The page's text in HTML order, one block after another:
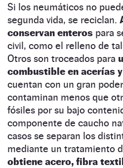
Si los neumáticos no
segunda vida, se reciclan.
conservan enteros para
civil, como el relleno de
Otros son troceados para
combustible en acerías
cuentan con un gran
contaminan menos que
fósiles por su bajo
componente de caucho
casos se separan los
mediante un tratamiento
obtiene acero, fibra